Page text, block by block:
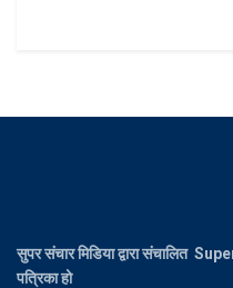
सुपर संचार मिडिया द्वारा संचालित
पत्रिका हो